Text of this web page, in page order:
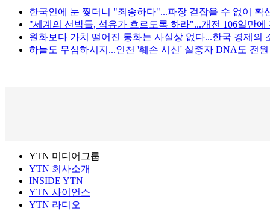
한국인에 눈 찢더니 "죄송하다"...파장 걷잡을 수 없이 확
"세계의 선박들, 석유가 흐르도록 하라"...개전 106일만에
원화보다 가치 떨어진 통화는 사실상 없다...한국 경제의
하늘도 무심하시지...인천 '훼손 시신' 실종자 DNA도 전
YTN 미디어그룹
YTN 회사소개
INSIDE YTN
YTN 사이언스
YTN 라디오